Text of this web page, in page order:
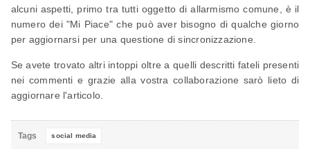
alcuni aspetti, primo tra tutti oggetto di allarmismo comune, è il
numero dei "Mi Piace" che può aver bisogno di qualche giorno
per aggiornarsi per una questione di sincronizzazione.
Se avete trovato altri intoppi oltre a quelli descritti fateli presenti
nei commenti e grazie alla vostra collaborazione sarò lieto di
aggiornare l'articolo.
Tags social media